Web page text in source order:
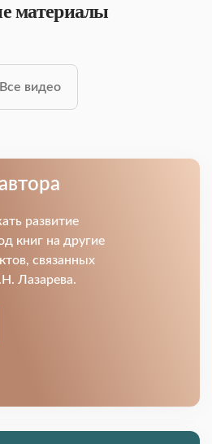
материалы
Все видео
развитие
книг на другие
связанных
Лазарева.